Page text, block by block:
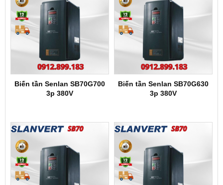
Biến tần Senlan SB70G700
3p 380V
Biến tần Senlan SB70G630
3p 380V